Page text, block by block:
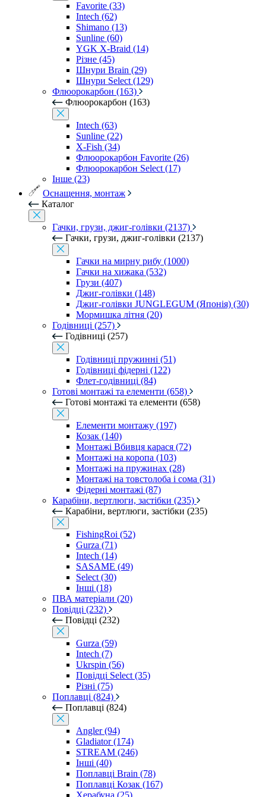
Favorite (33)
Intech (62)
Shimano (13)
Sunline (60)
YGK X-Braid (14)
Різне (45)
Шнури Brain (29)
Шнури Select (129)
Флюорокарбон (163)
Флюорокарбон (163)
Intech (63)
Sunline (22)
X-Fish (34)
Флюорокарбон Favorite (26)
Флюорокарбон Select (17)
Інше (23)
Оснащення, монтаж
Каталог
Гачки, грузи, джиг-голівки (2137)
Гачки, грузи, джиг-голівки (2137)
Гачки на мирну рибу (1000)
Гачки на хижака (532)
Грузи (407)
Джиг-голівки (148)
Джиг-голівки JUNGLEGUM (Японія) (30)
Мормишка літня (20)
Годівниці (257)
Годівниці (257)
Годівниці пружинні (51)
Годівниці фідерні (122)
Флет-годівниці (84)
Готові монтажі та елементи (658)
Готові монтажі та елементи (658)
Елементи монтажу (197)
Козак (140)
Монтажі Вбивця карася (72)
Монтажі на коропа (103)
Монтажі на пружинах (28)
Монтажі на товстолоба і сома (31)
Фідерні монтажі (87)
Карабіни, вертлюги, застібки (235)
Карабіни, вертлюги, застібки (235)
FishingRoi (52)
Gurza (71)
Intech (14)
SASAME (49)
Select (30)
Інші (18)
ПВА матеріали (20)
Повідці (232)
Повідці (232)
Gurza (59)
Intech (7)
Ukrspin (56)
Повідці Select (35)
Різні (75)
Поплавці (824)
Поплавці (824)
Angler (94)
Gladiator (174)
STREAM (246)
Інші (40)
Поплавці Brain (78)
Поплавці Козак (167)
Херабуна (25)